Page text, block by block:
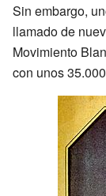
Sin embargo,
llamado de
Movimiento
con unos